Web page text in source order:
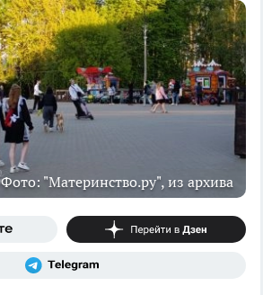
Фото: "Материнство.ру", из архива